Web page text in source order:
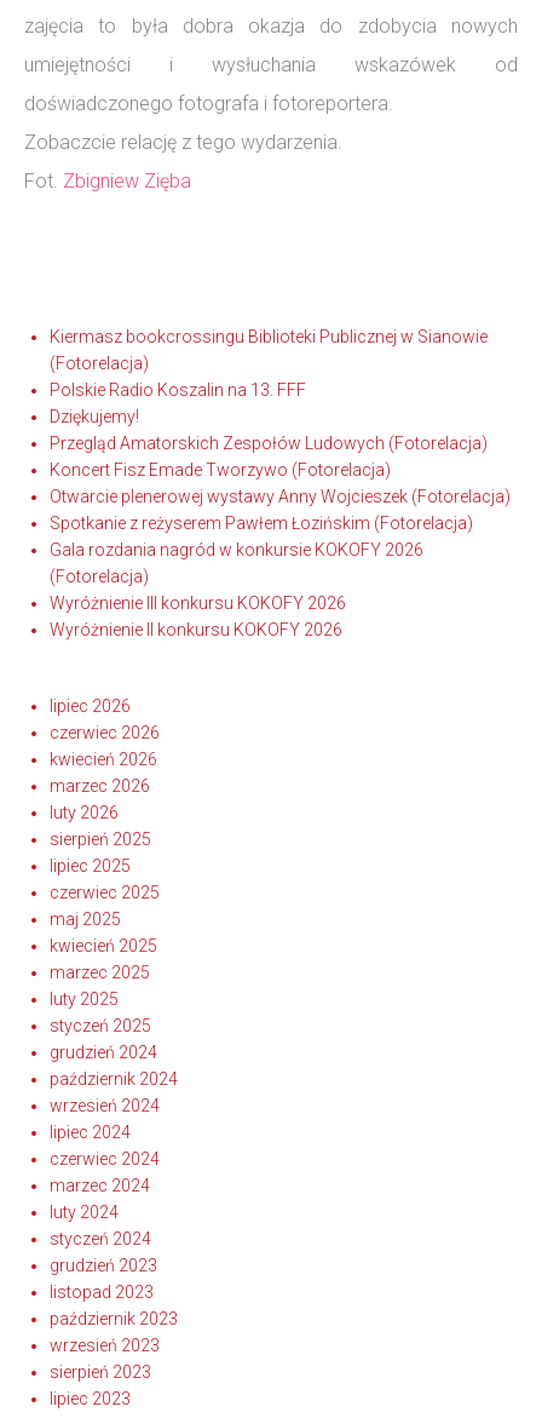
zajęcia to była dobra okazja do zdobycia nowych
umiejętności i wysłuchania wskazówek od
doświadczonego fotografa i fotoreportera.
Zobaczcie relację z tego wydarzenia.
Fot. Zbigniew Zięba
Kiermasz bookcrossingu Biblioteki Publicznej w Sianowie
(Fotorelacja)
Polskie Radio Koszalin na 13. FFF
Dziękujemy!
Przegląd Amatorskich Zespołów Ludowych (Fotorelacja)
Koncert Fisz Emade Tworzywo (Fotorelacja)
Otwarcie plenerowej wystawy Anny Wojcieszek (Fotorelacja)
Spotkanie z reżyserem Pawłem Łozińskim (Fotorelacja)
Gala rozdania nagród w konkursie KOKOFY 2026
(Fotorelacja)
Wyróżnienie III konkursu KOKOFY 2026
Wyróżnienie II konkursu KOKOFY 2026
lipiec 2026
czerwiec 2026
kwiecień 2026
marzec 2026
luty 2026
sierpień 2025
lipiec 2025
czerwiec 2025
maj 2025
kwiecień 2025
marzec 2025
luty 2025
styczeń 2025
grudzień 2024
październik 2024
wrzesień 2024
lipiec 2024
czerwiec 2024
marzec 2024
luty 2024
styczeń 2024
grudzień 2023
listopad 2023
październik 2023
wrzesień 2023
sierpień 2023
lipiec 2023